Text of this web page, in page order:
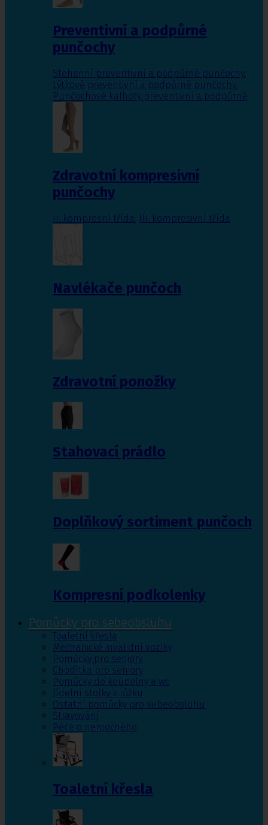
Preventivní a podpůrné
punčochy
Stehenní preventivní a podpůrné punčochy,
Lýtkové preventivní a podpůrné punčochy,
Punčochové kalhoty preventivní a podpůrné
Zdravotní kompresivní
punčochy
II. kompresní třída III. kompresivní třída
Navlékače punčoch
Zdravotní ponožky
Stahovací prádlo
Doplňkový sortiment punčoch
Kompresní podkolenky
Pomůcky pro sebeobsluhu
Toaletní křesla
Mechanické invalidní vozíky
Pomůcky pro seniory
Chodítka pro seniory
Pomůcky do koupelny a wc
Jídelní stolky k lůžku
Ostatní pomůcky pro sebeobsluhu
Stravování
Péče o nemocného
Toaletní křesla